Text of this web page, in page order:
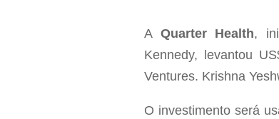
A Quarter Health,
Kennedy, levantou
Ventures. Krishna
O investimento será